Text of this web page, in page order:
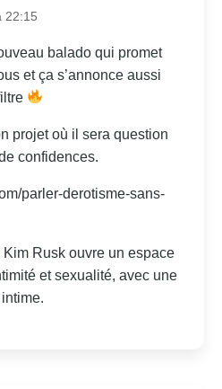
22:15
balado qui promet
et ça s’annonce aussi
projet où il sera question
confidences.
parler-derotisme-sans-
Rusk ouvre un espace
et sexualité, avec une